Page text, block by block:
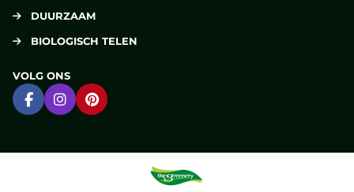
DUURZAAM
BIOLOGISCH TELEN
VOLG ONS
Ga naar Facebook
Ga naar Instagram
Ga naar Pinterest